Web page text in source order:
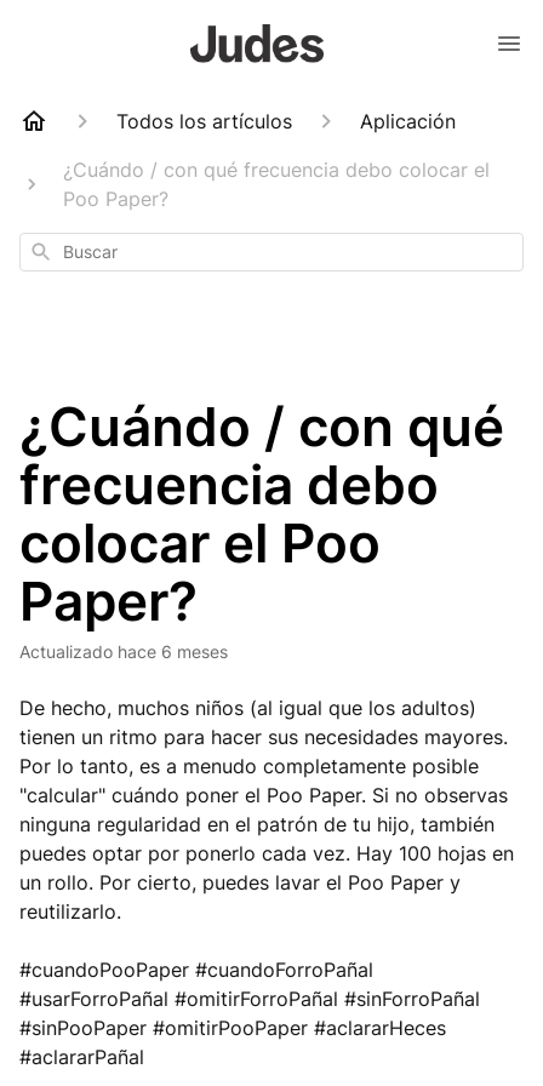
Todos los artículos
Aplicación
¿Cuándo / con qué frecuencia debo colocar el
Poo Paper?
Buscar
¿Cuándo / con qué
frecuencia debo
colocar el Poo
Paper?
Actualizado hace 6 meses
De hecho, muchos niños (al igual que los adultos)
tienen un ritmo para hacer sus necesidades mayores.
Por lo tanto, es a menudo completamente posible
"calcular" cuándo poner el Poo Paper. Si no observas
ninguna regularidad en el patrón de tu hijo, también
puedes optar por ponerlo cada vez. Hay 100 hojas en
un rollo. Por cierto, puedes lavar el Poo Paper y
reutilizarlo.
#cuandoPooPaper #cuandoForroPañal
#usarForroPañal #omitirForroPañal #sinForroPañal
#sinPooPaper #omitirPooPaper #aclararHeces
#aclararPañal